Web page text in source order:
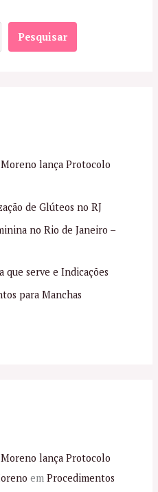
Pesquisar
lança Protocolo
de Glúteos no RJ
no Rio de Janeiro –
que serve e Indicações
para Manchas
lança Protocolo
em Procedimentos